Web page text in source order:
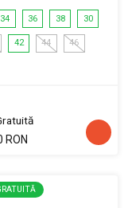
34 36 38 30
42 44 46
RON